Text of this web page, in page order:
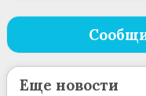
Еще новости